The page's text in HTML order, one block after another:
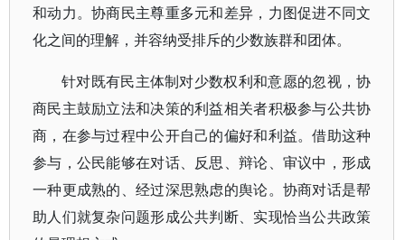
和动力。协商民主尊重多元和差异，力图促进不同文
化之间的理解，并容纳受排斥的少数族群和团体。
针对既有民主体制对少数权利和意愿的忽视，协
商民主鼓励立法和决策的利益相关者积极参与公共协
商，在参与过程中公开自己的偏好和利益。借助这种
参与，公民能够在对话、反思、辩论、审议中，形成
一种更成熟的、经过深思熟虑的舆论。协商对话是帮
助人们就复杂问题形成公共判断、实现恰当公共政策